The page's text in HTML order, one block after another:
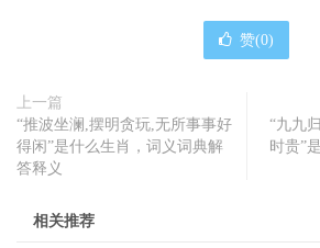
赞(0)
上一篇
“推波坐澜,摆明贪玩,无所事事好
得闲”是什么生肖，词义词典解
答释义
“九九
时贵”
相关推荐